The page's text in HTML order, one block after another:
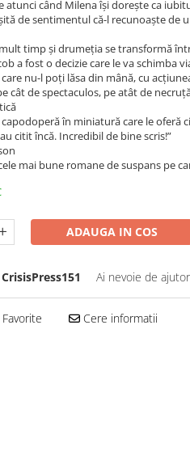
atunci când Milena își dorește ca
de sentimentul că-l recunoaște de
timp și drumeția se transformă
a fost o decizie care le va schimba
nu-l poți lăsa din mână, cu
cât de spectaculos, pe atât de
capodoperă în miniatură care le
citit încă. Incredibil de bine scris!”
mai bune romane de suspans pe
ADAUGA IN COS
CrisisPress151 Ai nevoie de
Cere informatii